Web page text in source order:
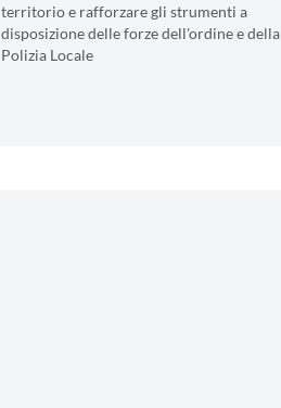
territorio e rafforzare gli strumenti a
disposizione delle forze dell'ordine e della
Polizia Locale